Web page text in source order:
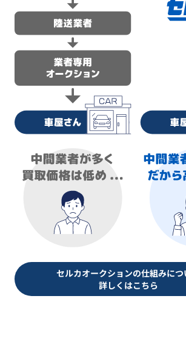
セルカオークションの仕組みにつ
詳しくはこちら